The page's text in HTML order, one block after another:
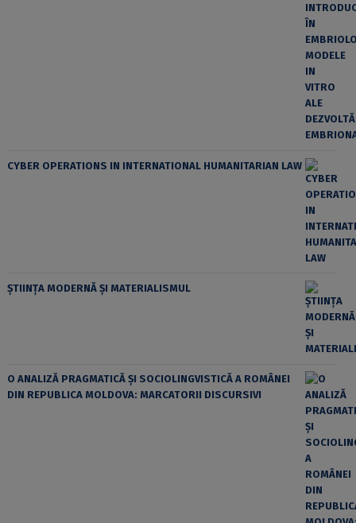
CYBER OPERATIONS IN INTERNATIONAL HUMANITARIAN LAW
ȘTIINȚA MODERNĂ ȘI MATERIALISMUL
O ANALIZĂ PRAGMATICĂ ȘI SOCIOLINGVISTICĂ A ROMÂNEI
DIN REPUBLICA MOLDOVA: MARCATORII DISCURSIVI